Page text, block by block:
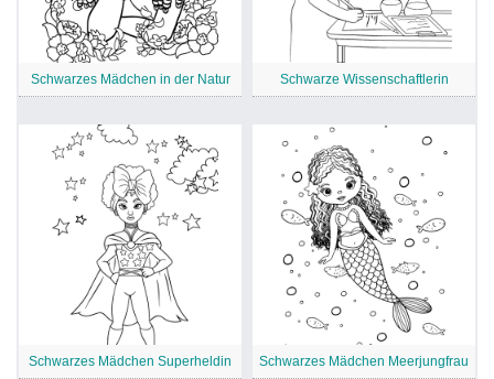
Schwarzes Mädchen in der Natur Schwarze Wissenschaftlerin
Schwarzes Mädchen Superheldin Schwarzes Mädchen Meerjungfrau